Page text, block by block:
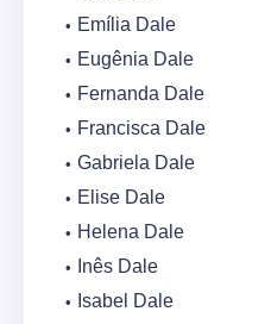
Emília Dale
Eugênia Dale
Fernanda Dale
Francisca Dale
Gabriela Dale
Elise Dale
Helena Dale
Inês Dale
Isabel Dale